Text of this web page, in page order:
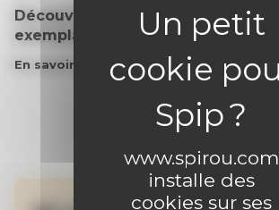
www.spirou.com
installe des
cookies sur ses
Découvrez gratuitement un
exemplaire du journal !
En savoir plus